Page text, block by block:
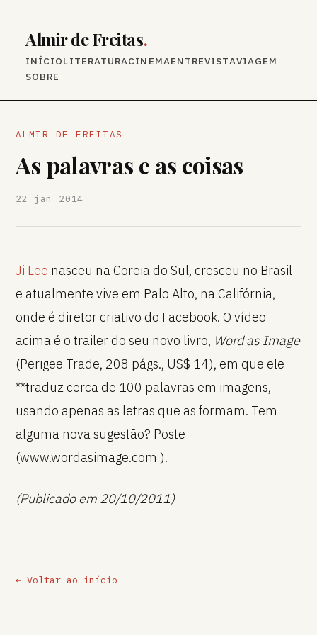
Almir de Freitas.
INÍCIOLITERATURACINEMAENTREVISTAVIAGEM
SOBRE
ALMIR DE FREITAS
As palavras e as coisas
22 jan 2014
Ji Lee nasceu na Coreia do Sul, cresceu no Brasil
e atualmente vive em Palo Alto, na Califórnia,
onde é diretor criativo do Facebook. O vídeo
acima é o trailer do seu novo livro, Word as Image
(Perigee Trade, 208 págs., US$ 14), em que ele
**traduz cerca de 100 palavras em imagens,
usando apenas as letras que as formam. Tem
alguma nova sugestão? Poste
(www.wordasimage.com ).
(Publicado em 20/10/2011)
← Voltar ao início